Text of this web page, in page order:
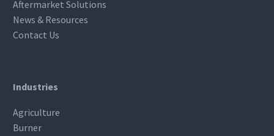
Aftermarket Solutions
News & Resources
Contact Us
Industries
Agriculture
Burner